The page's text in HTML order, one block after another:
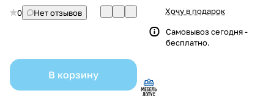
0 Нет отзывов
В корзину
Хочу в подарок
Самовывоз сегодня -
бесплатно.